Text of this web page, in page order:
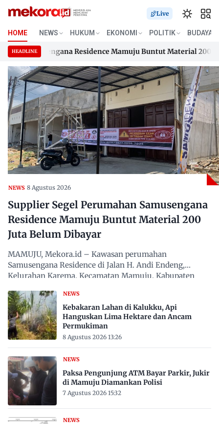
Skip
content
Live
HOME NEWS HUKUM EKONOMI POLITIK BUDAYA
HEADLINE
Samusengana Residence Mamuju Buntut Material 200 Juta
Samusengana Residence Mamuju Buntut Material 200 Juta
NEWS 8 Agustus 2026
Supplier Segel Perumahan Samusengana
Residence Mamuju Buntut Material 200
Juta Belum Dibayar
MAMUJU, Mekora.id – Kawasan perumahan
Samusengana Residence di Jalan H. Andi Endeng,
Kelurahan Karema, Kecamatan Mamuju, Kabupaten
NEWS
Kebakaran Lahan di Kalukku, Api
Hanguskan Lima Hektare dan Ancam
Permukiman
8 Agustus 2026 13:26
NEWS
Paksa Pengunjung ATM Bayar Parkir, Jukir
di Mamuju Diamankan Polisi
7 Agustus 2026 15:32
NEWS